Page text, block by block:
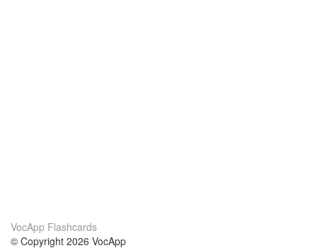
VocApp Flashcards
© Copyright 2026 VocApp